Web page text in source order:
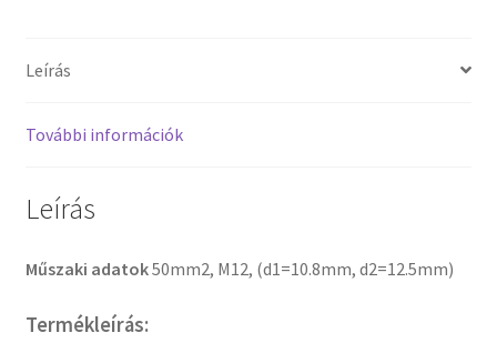
Leírás
További információk
Leírás
Műszaki adatok50mm2, M12, (d1=10.8mm, d2=12.5mm)
Termékleírás: